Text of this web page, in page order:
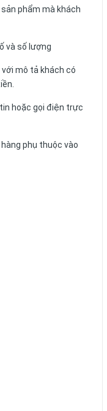
phẩm mà khách
và số lượng
với mô tả khách có
hoặc gọi điện trực
phụ thuộc vào